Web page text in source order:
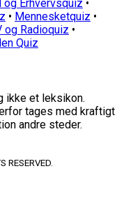
og Erhvervsquiz •
• Mennesketquiz •
og Radioquiz •
Quiz
ikke et leksikon.
tages med kraftigt
andre steder.